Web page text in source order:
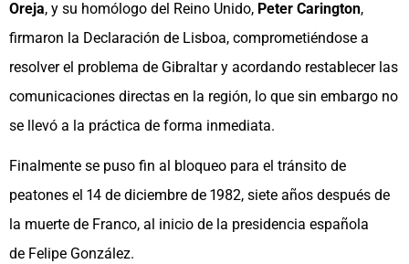
Oreja, y su homólogo del Reino Unido, Peter Carington,
firmaron la Declaración de Lisboa, comprometiéndose a
resolver el problema de Gibraltar y acordando restablecer las
comunicaciones directas en la región,​ lo que sin embargo no
se llevó a la práctica de forma inmediata.
Finalmente se puso fin al bloqueo para el tránsito de
peatones el 14 de diciembre de 1982, siete años después de
la muerte de Franco, al inicio de la presidencia española
de Felipe González.